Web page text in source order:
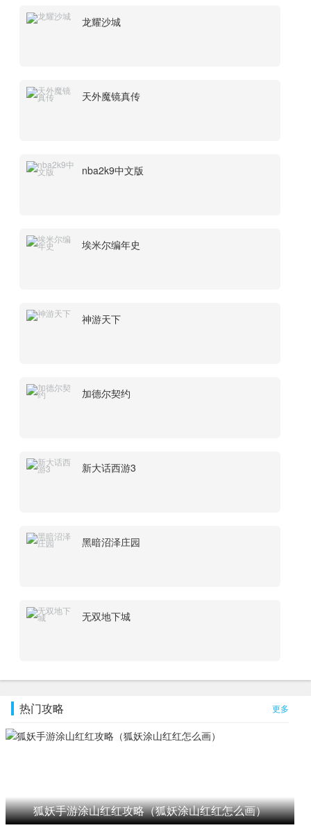
龙耀沙城
天外魔镜真传
nba2k9中文版
埃米尔编年史
神游天下
加德尔契约
新大话西游3
黑暗沼泽庄园
无双地下城
热门攻略 更多
狐妖手游涂山红红攻略（狐妖涂山红红怎么画）